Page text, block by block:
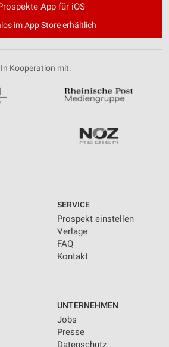
App für iOS
im App Store erhältlich
In Kooperation mit:
SERVICE
Prospekt einstellen
Verlage
FAQ
Kontakt
UNTERNEHMEN
Jobs
Presse
Datenschutz